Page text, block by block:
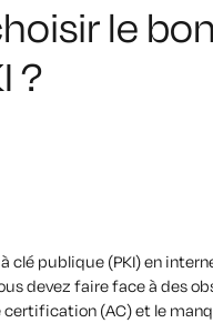
le
?
clé publique (PKI) en
devez faire face à des
(AC) et le